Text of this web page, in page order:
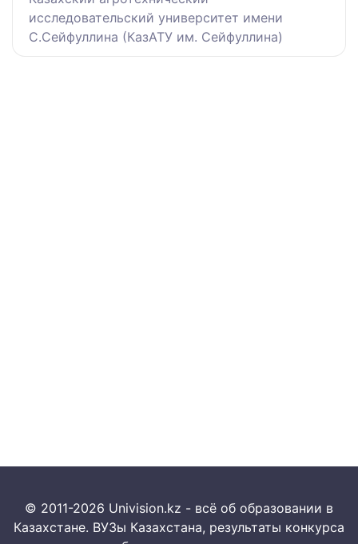
исследовательский университет имени
С.Сейфуллина (КазАТУ им. Сейфуллина)
© 2011-2026 Univision.kz - всё об образовании в
Казахстане. ВУЗы Казахстана, результаты конкурса